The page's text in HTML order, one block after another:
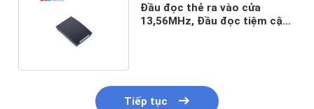
Đầu đọc thẻ ra vào cửa
13,56MHz, Đầu đọc tiệm cận
Tiếp tục